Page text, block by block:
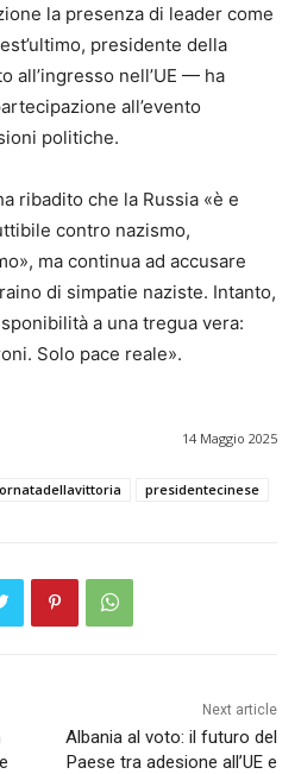
la presenza di leader come
presidente della
all’ingresso nell’UE — ha
all’evento
politiche.
ribadito che la Russia «è e
contro nazismo,
ma continua ad accusare
di simpatie naziste. Intanto,
a una tregua vera:
Solo pace reale».
14 Maggio 2025
presidentecinese
Next article
Albania al voto: il futuro del
Paese tra adesione all’UE e